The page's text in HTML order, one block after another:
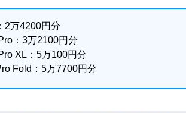
2万4200円分
：3万2100円分
XL：5万100円分
Fold：5万7700円分